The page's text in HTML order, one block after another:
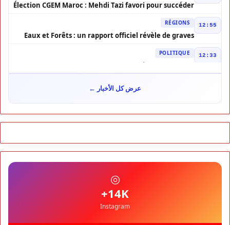
Élection CGEM Maroc : Mehdi Tazi favori pour succéder
12:55
RÉGIONS
Eaux et Forêts : un rapport officiel révèle de graves
12:33
POLITIQUE
20:38
POLITIQUE
POLITIQUE
1,5 million de dirhams pour diagnostiquer le silence de
عرض كل الأخبار ←
◎
+14K
Instagram